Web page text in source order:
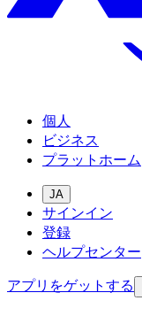
個人
ビジネス
プラットホーム
JA
サインイン
登録
ヘルプセンター
アプリをゲットする